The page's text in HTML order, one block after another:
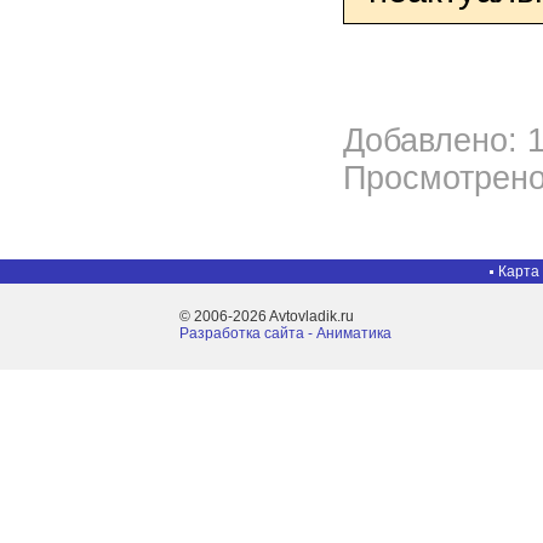
Добавлено:
Карта
© 2006-2026 Avtovladik.ru
Разработка сайта - Aниматика